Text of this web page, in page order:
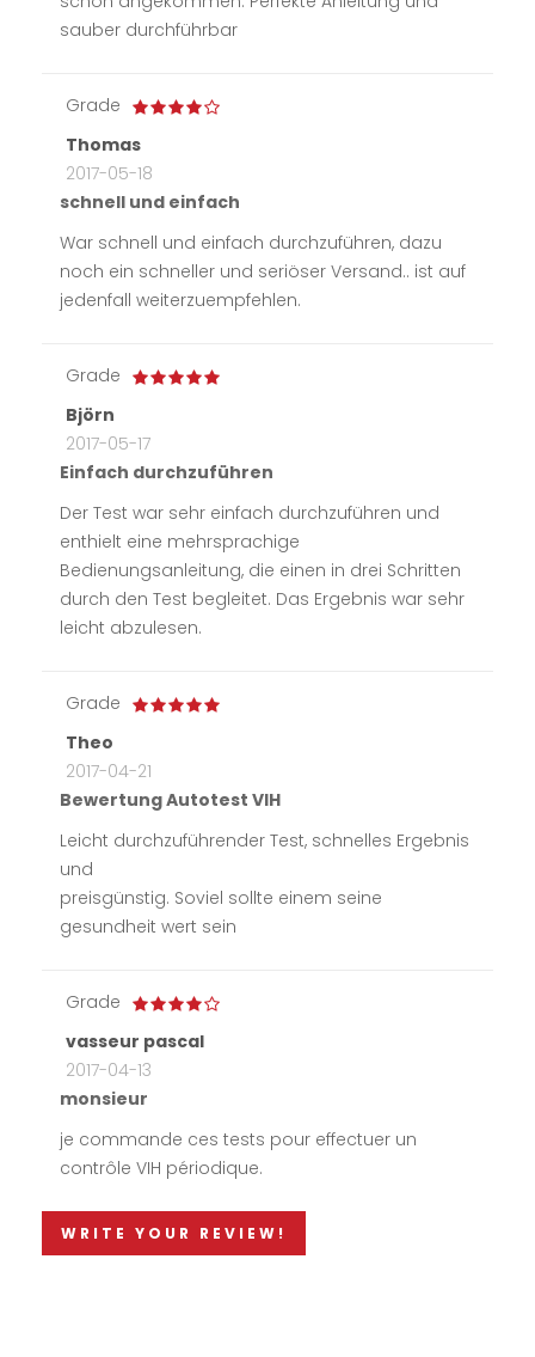
sauber durchführbar
Grade
Thomas
2017-05-18
schnell und einfach
War schnell und einfach durchzuführen, dazu
noch ein schneller und seriöser Versand.. ist auf
jedenfall weiterzuempfehlen.
Grade
Björn
2017-05-17
Einfach durchzuführen
Der Test war sehr einfach durchzuführen und
enthielt eine mehrsprachige
Bedienungsanleitung, die einen in drei Schritten
durch den Test begleitet. Das Ergebnis war sehr
leicht abzulesen.
Grade
Theo
2017-04-21
Bewertung Autotest VIH
Leicht durchzuführender Test, schnelles Ergebnis
und
preisgünstig. Soviel sollte einem seine
gesundheit wert sein
Grade
vasseur pascal
2017-04-13
monsieur
je commande ces tests pour effectuer un
contrôle VIH périodique.
WRITE YOUR REVIEW!